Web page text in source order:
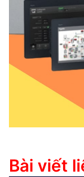
Bài viết